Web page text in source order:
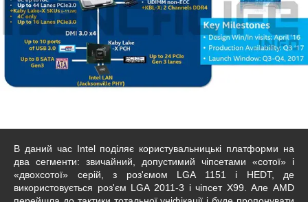
В даний час Intel поділяє користувальницькі платформи на
два сегменти: звичайний, допустимий чіпсетами «сотої» і
«двохсотої» серій, з роз'ємом LGA 1151 і HEDT, де
використовується роз'єм LGA 2011-3 і чіпсет X99. Але AMD